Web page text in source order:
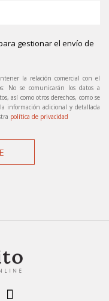
gestionar el envío de
la relación comercial con el
No se comunicarán los datos a
así como otros derechos, como se
información adicional y detallada
política de privacidad